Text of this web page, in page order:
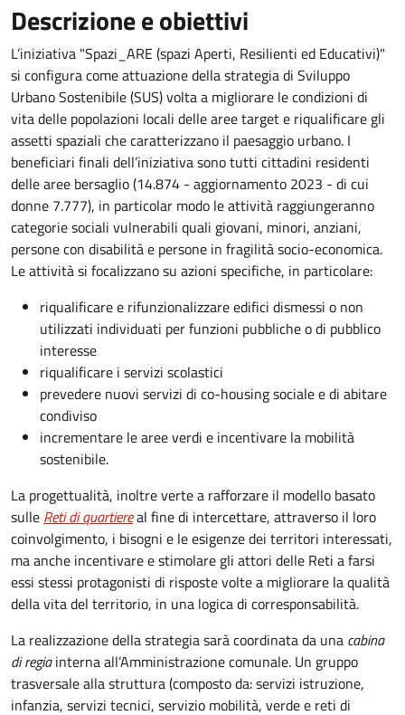
Descrizione e obiettivi
L’iniziativa "Spazi_ARE (spazi Aperti, Resilienti ed Educativi)"
si configura come attuazione della strategia di Sviluppo
Urbano Sostenibile (SUS) volta a migliorare le condizioni di
vita delle popolazioni locali delle aree target e riqualificare gli
assetti spaziali che caratterizzano il paesaggio urbano. I
beneficiari finali dell’iniziativa sono tutti cittadini residenti
delle aree bersaglio (14.874 - aggiornamento 2023 - di cui
donne 7.777), in particolar modo le attività raggiungeranno
categorie sociali vulnerabili quali giovani, minori, anziani,
persone con disabilità e persone in fragilità socio-economica.
Le attività si focalizzano su azioni specifiche, in particolare:
riqualificare e rifunzionalizzare edifici dismessi o non
utilizzati individuati per funzioni pubbliche o di pubblico
interesse
riqualificare i servizi scolastici
prevedere nuovi servizi di co-housing sociale e di abitare
condiviso
incrementare le aree verdi e incentivare la mobilità
sostenibile.
La progettualità, inoltre verte a rafforzare il modello basato
sulle Reti di quartiereal fine di intercettare, attraverso il loro
coinvolgimento, i bisogni e le esigenze dei territori interessati,
ma anche incentivare e stimolare gli attori delle Reti a farsi
essi stessi protagonisti di risposte volte a migliorare la qualità
della vita del territorio, in una logica di corresponsabilità.
La realizzazione della strategia sarà coordinata da una cabina
di regiainterna all’Amministrazione comunale. Un gruppo
trasversale alla struttura (composto da: servizi istruzione,
infanzia, servizi tecnici, servizio mobilità, verde e reti di